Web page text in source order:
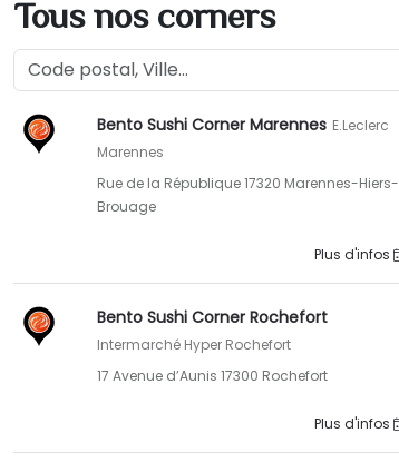
Tous nos corners
Bento Sushi Corner Marennes E.Leclerc
Marennes
Rue de la République 17320 Marennes-Hiers-
Brouage
Plus d'infos
Bento Sushi Corner Rochefort
Intermarché Hyper Rochefort
17 Avenue d’Aunis 17300 Rochefort
Plus d'infos